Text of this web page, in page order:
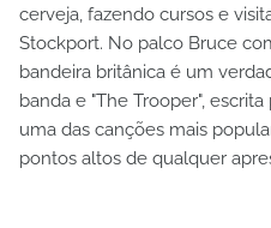
cerveja, fazendo cursos e
Stockport. No palco Bruce
bandeira britânica é um
banda e "The Trooper",
uma das canções mais
pontos altos de qualquer